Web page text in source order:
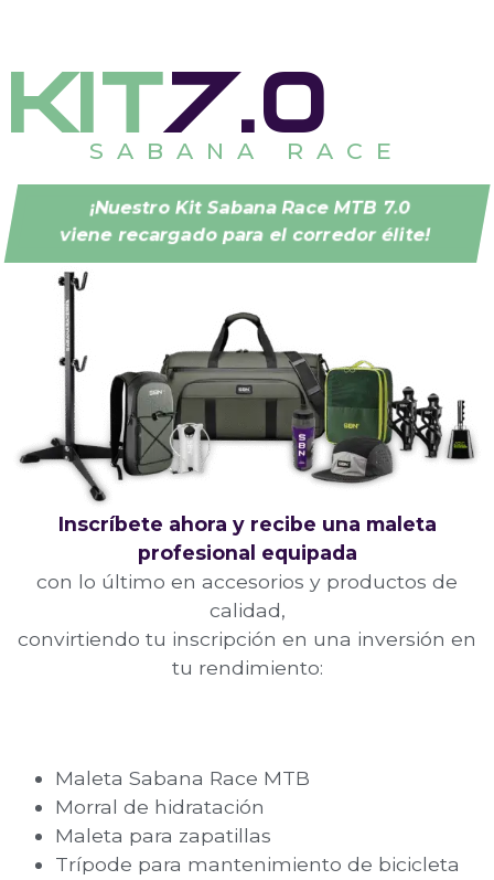
kit7.0
SABANA RACE
¡Nuestro Kit Sabana Race MTB 7.0
viene recargado para el corredor élite!
Inscríbete ahora y recibe una maleta
profesional equipada
con lo último en accesorios y productos de
calidad,
convirtiendo tu inscripción en una inversión en
tu rendimiento:
Maleta Sabana Race MTB
Morral de hidratación
Maleta para zapatillas
Trípode para mantenimiento de bicicleta